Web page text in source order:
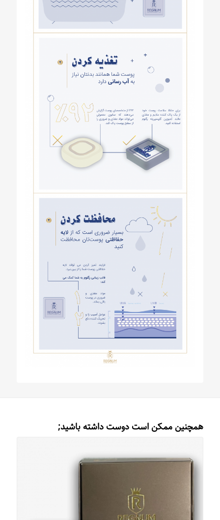
همچنین ممکن است دوست داشته باشید;